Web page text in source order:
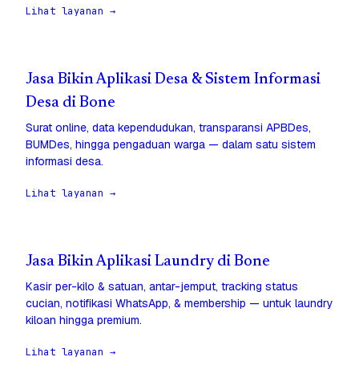
Lihat layanan →
Jasa Bikin Aplikasi Desa & Sistem Informasi
Desa di Bone
Surat online, data kependudukan, transparansi APBDes,
BUMDes, hingga pengaduan warga — dalam satu sistem
informasi desa.
Lihat layanan →
Jasa Bikin Aplikasi Laundry di Bone
Kasir per-kilo & satuan, antar-jemput, tracking status
cucian, notifikasi WhatsApp, & membership — untuk laundry
kiloan hingga premium.
Lihat layanan →